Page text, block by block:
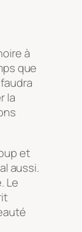
à
que
la
et
aussi.
Le